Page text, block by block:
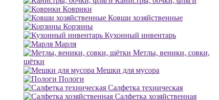
Коврики
Ковши хозяйственные
Корзины
Кухонный инвентарь
Марля
Метлы, веники, совки,
щётки
Мешки для мусора
Пологи
Салфетка техническая
Салфетка хозяйственная